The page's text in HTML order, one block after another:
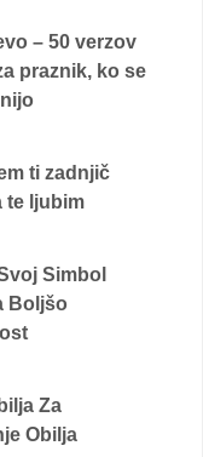
– 50 verzov
praznik, ko se
ti zadnjič
te ljubim
Simbol
Boljšo
Za
Obilja